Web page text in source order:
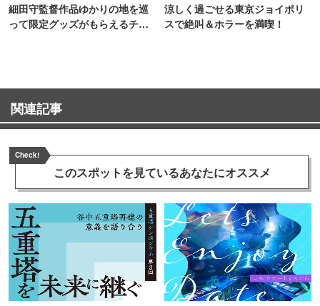
細田守監督作品ゆかりの地を巡
って限定グッズがもらえるチャ
涼しく過ごせる東京ジョイポリ
スで絶叫＆ホラーを満喫！
関連記事
Check!
このスポットを見ているあなたにオススメ